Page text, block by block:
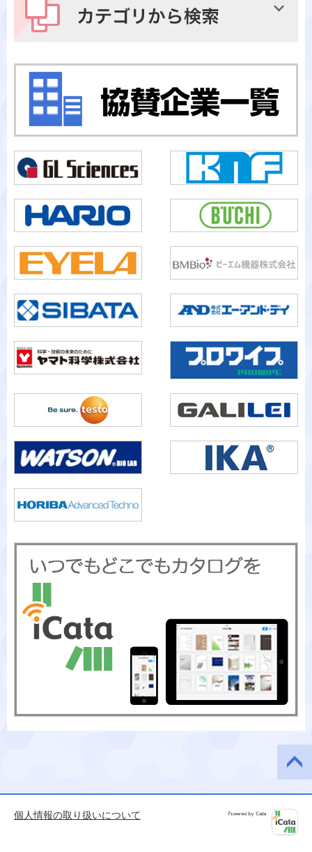
ージの
先頭へ
個人情報の取り扱いについて